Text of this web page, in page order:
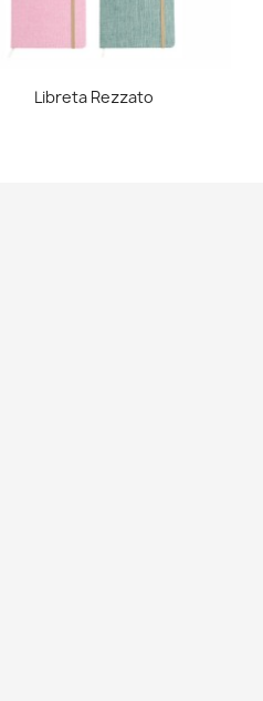
Vista rápida
Libreta Rezzato